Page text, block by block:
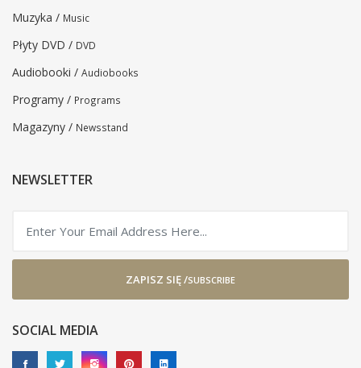
Muzyka / Music
Płyty DVD / DVD
Audiobooki / Audiobooks
Programy / Programs
Magazyny / Newsstand
NEWSLETTER
ZAPISZ SIĘ /SUBSCRIBE
SOCIAL MEDIA